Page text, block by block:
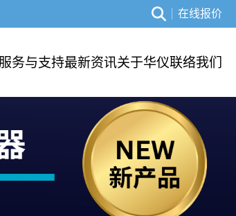
在线报价
服务与支持最新资讯关于华仪联络我们